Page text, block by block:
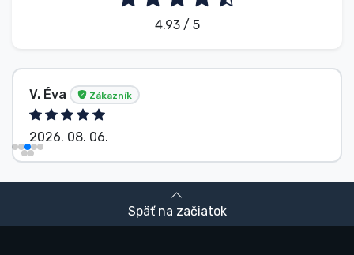
4.93 / 5
V. Éva Zákazník
2026. 08. 06.
Späť na začiatok